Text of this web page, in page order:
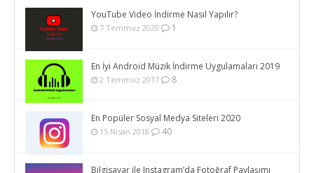
YouTube Video İndirme Nasıl Yapılır?
7 Temmuz 2020 1
En İyi Android Müzik İndirme Uygulamaları 2019
2 Temmuz 2017 8
En Popüler Sosyal Medya Siteleri 2020
15 Nisan 2018 40
Bilgisayar ile Instagram’da Fotoğraf Paylaşımı